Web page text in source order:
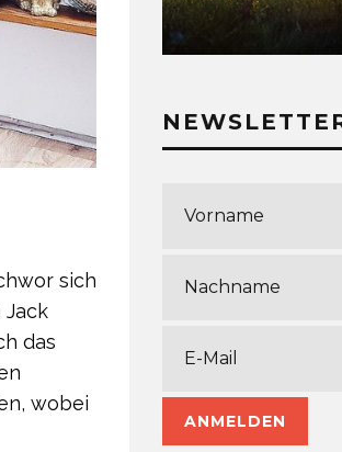
sich
Jack
das
wobei